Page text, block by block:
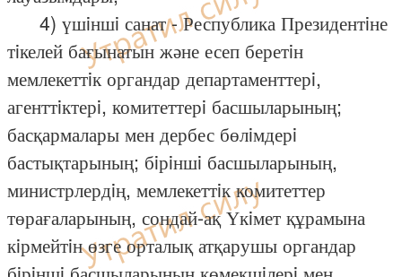
4) үшiншi санат - Республика Президентiне
тiкелей бағынатын және есеп беретiн
мемлекеттiк органдар департаменттерi,
агенттiктерi, комитеттерi басшыларының;
басқармалары мен дербес бөлiмдерi
бастықтарының; бiрiншi басшыларының,
министрлердiң, мемлекеттiк комитеттер
төрағаларының, сондай-ақ Үкiмет құрамына
кiрмейтiн өзге орталық атқарушы органдар